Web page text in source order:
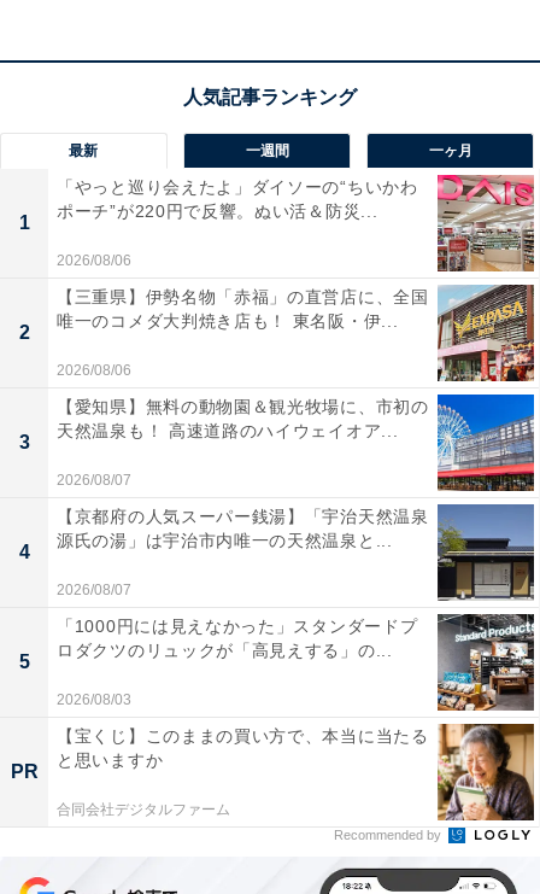
も搭載しているので、常時接続しておけば突然の停電に
ユーザーからは「いい買い物をした」「コンパクトにな
った！」という声があがっています。一方で、「しかし
重いですね」という声も。アウトドアによく行く人や、
災害時の対策を考えたい人には、おすすめの商品といえ
そうです。
【今日チェックしたい】Jackeryの人気商品5選
Jackery「1000 New」
最新 一週間 一ヶ月
1
「やっと巡り会えたよ」ダイソーの“ちいかわ
ポーチ”が220円で反響。ぬい活＆防災...
2026/08/06
2
【三重県】伊勢名物「赤福」の直営店に、全国
唯一のコメダ大判焼き店も！ 東名阪・伊...
2026/08/06
3
【愛知県】無料の動物園＆観光牧場に、市初の
天然温泉も！ 高速道路のハイウェイオア...
2026/08/07
4
【京都府の人気スーパー銭湯】「宇治天然温泉
源氏の湯」は宇治市内唯一の天然温泉と...
2026/08/07
5
「1000円には見えなかった」スタンダードプ
ロダクツのリュックが「高見えする」の...
2026/08/03
PR
【宝くじ】このままの買い方で、本当に当たる
と思いますか
合同会社デジタルファーム
Recommended by